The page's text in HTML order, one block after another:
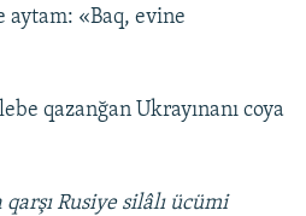
«Baq, evine
qazanğan Ukrayınanı coya
qarşı Rusiye silâlı ücümi